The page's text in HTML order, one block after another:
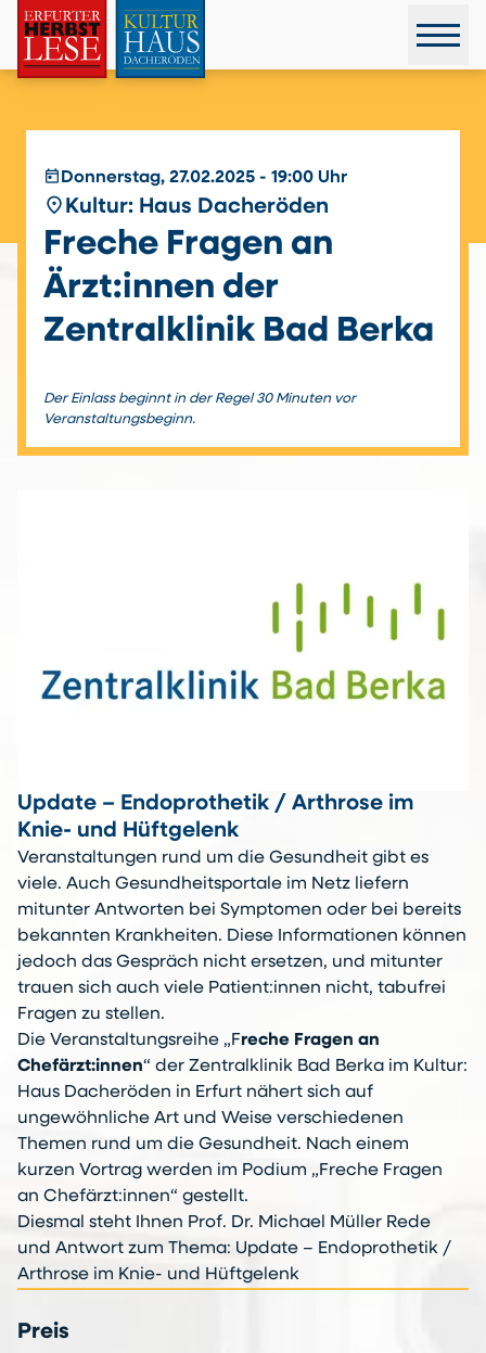
today Donnerstag, 27.02.2025 - 19:00 Uhr
place Kultur: Haus Dacheröden
Freche Fragen an
Ärzt:innen der
Zentralklinik Bad Berka
Der Einlass beginnt in der Regel 30 Minuten vor
Veranstaltungsbeginn.
Update – Endoprothetik / Arthrose im
Knie- und Hüftgelenk
Veranstaltungen rund um die Gesundheit gibt es
viele. Auch Gesundheitsportale im Netz liefern
mitunter Antworten bei Symptomen oder bei bereits
bekannten Krankheiten. Diese Informationen können
jedoch das Gespräch nicht ersetzen, und mitunter
trauen sich auch viele Patient:innen nicht, tabufrei
Fragen zu stellen.
Die Veranstaltungsreihe „Freche Fragen an
Chefärzt:innen“ der Zentralklinik Bad Berka im Kultur:
Haus Dacheröden in Erfurt nähert sich auf
ungewöhnliche Art und Weise verschiedenen
Themen rund um die Gesundheit. Nach einem
kurzen Vortrag werden im Podium „Freche Fragen
an Chefärzt:innen“ gestellt.
Diesmal steht Ihnen Prof. Dr. Michael Müller Rede
und Antwort zum Thema: Update – Endoprothetik /
Arthrose im Knie- und Hüftgelenk
Preis